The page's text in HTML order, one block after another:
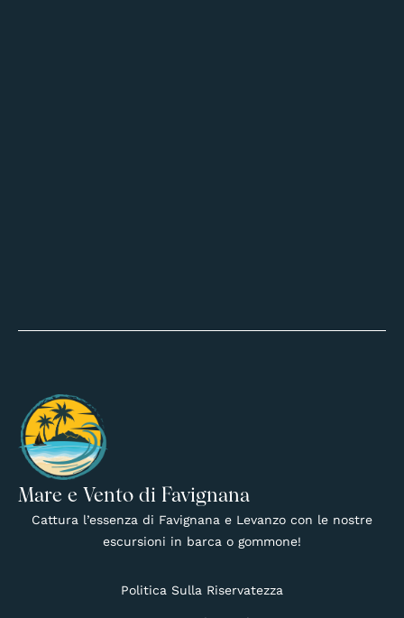
Mare e Vento di Favignana
Cattura l’essenza di Favignana e Levanzo con le nostre
escursioni in barca o gommone!
Politica Sulla Riservatezza